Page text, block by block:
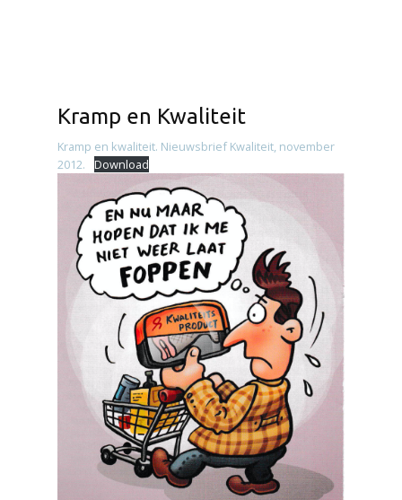
Kramp en Kwaliteit
Kramp en kwaliteit. Nieuwsbrief Kwaliteit, november
2012.
Download